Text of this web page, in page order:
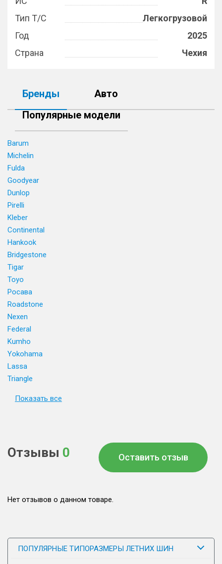
Тип Т/С
Легкогрузовой
Год
2025
Страна
Чехия
Бренды
Авто
Популярные модели
Barum
Michelin
Fulda
Goodyear
Dunlop
Pirelli
Kleber
Continental
Hankook
Bridgestone
Tigar
Toyo
Росава
Roadstone
Nexen
Federal
Kumho
Yokohama
Lassa
Triangle
Показать все
Отзывы 0 Оставить отзыв
Нет отзывов о данном товаре.
ПОПУЛЯРНЫЕ ТИПОРАЗМЕРЫ ЛЕТНИХ ШИН